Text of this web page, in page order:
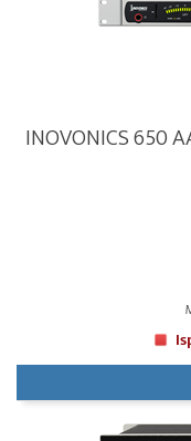
INOVONICS 650